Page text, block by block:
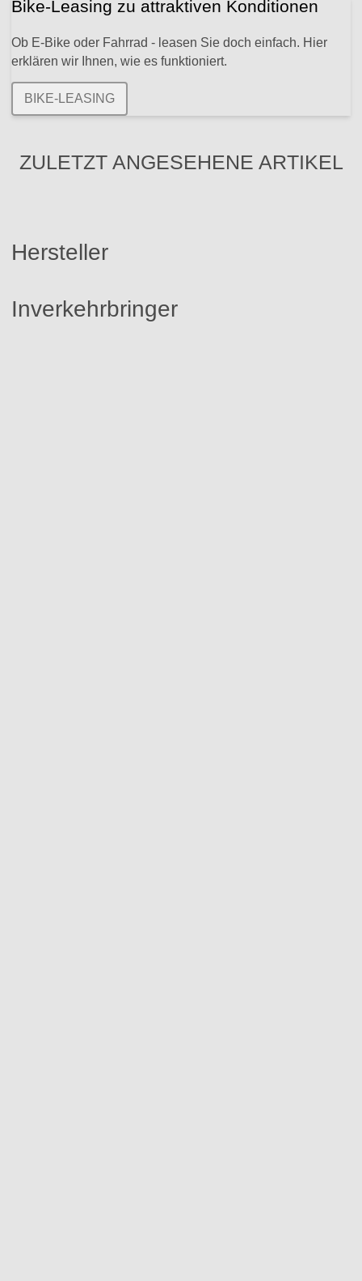
Bike-Leasing zu attraktiven Konditionen
Ob E-Bike oder Fahrrad - leasen Sie doch einfach. Hier
erklären wir Ihnen, wie es funktioniert.
BIKE-LEASING
ZULETZT ANGESEHENE ARTIKEL
Hersteller
Inverkehrbringer